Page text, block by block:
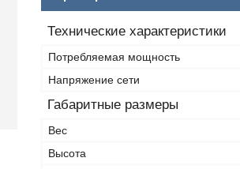
Технические характеристики
Потребляемая мощность
Напряжение сети
Габаритные размеры
Вес
Высота